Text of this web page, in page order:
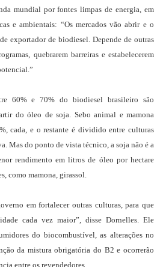
mundial por fontes limpas de energia, em
e ambientais: “Os mercados vão abrir e o
exportador de biodiesel. Depende de outras
quebrarem barreiras e estabelecerem
60% e 70% do biodiesel brasileiro são
do óleo de soja. Sebo animal e mamona
cada, e o restante é dividido entre culturas
Mas do ponto de vista técnico, a soja não é a
rendimento em litros de óleo por hectare
como mamona, girassol.
em fortalecer outras culturas, para que
cada vez maior”, disse Dornelles. Ele
do biocombustível, as alterações no
da mistura obrigatória do B2 e ocorrerão
entre os revendedores.